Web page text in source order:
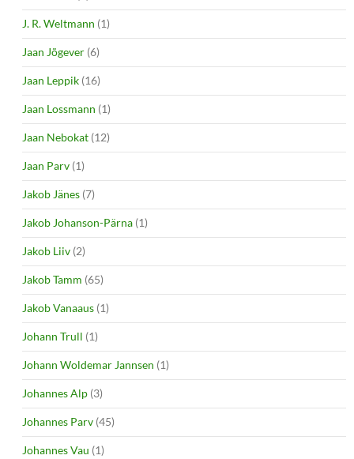
J. R. Weltmann (1)
Jaan Jõgever (6)
Jaan Leppik (16)
Jaan Lossmann (1)
Jaan Nebokat (12)
Jaan Parv (1)
Jakob Jänes (7)
Jakob Johanson-Pärna (1)
Jakob Liiv (2)
Jakob Tamm (65)
Jakob Vanaaus (1)
Johann Trull (1)
Johann Woldemar Jannsen (1)
Johannes Alp (3)
Johannes Parv (45)
Johannes Vau (1)